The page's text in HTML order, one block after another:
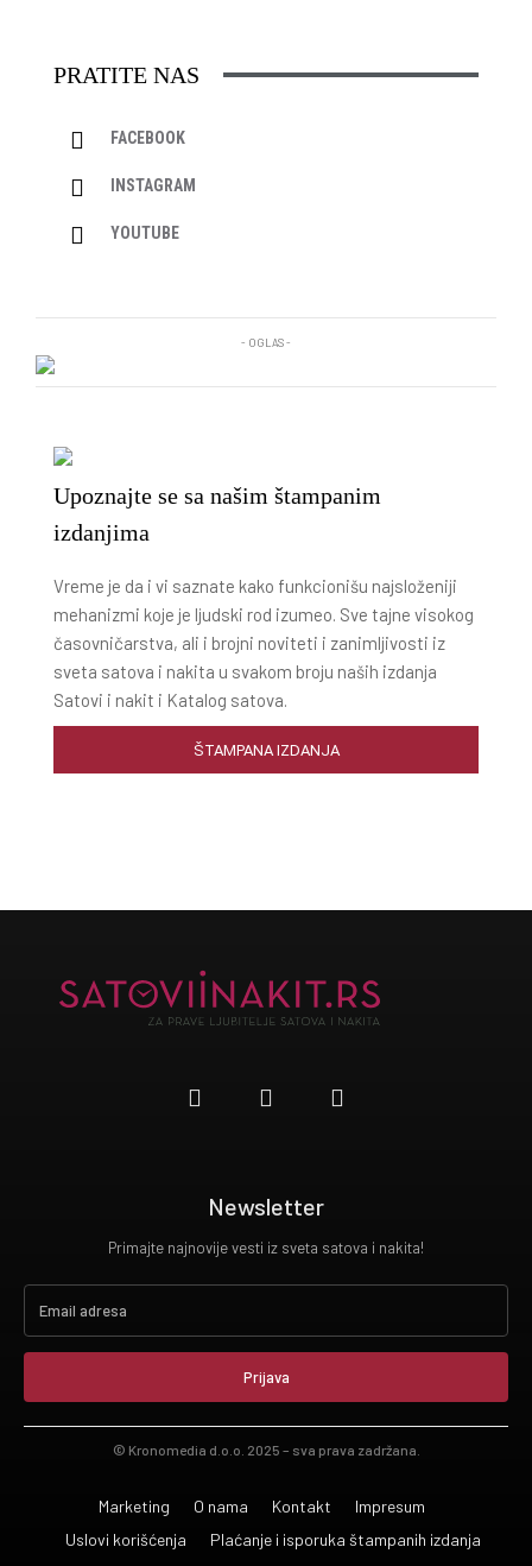
PRATITE NAS
FACEBOOK
INSTAGRAM
YOUTUBE
- OGLAS -
Upoznajte se sa našim štampanim
izdanjima
Vreme je da i vi saznate kako funkcionišu najsloženiji
mehanizmi koje je ljudski rod izumeo. Sve tajne visokog
časovničarstva, ali i brojni noviteti i zanimljivosti iz
sveta satova i nakita u svakom broju naših izdanja
Satovi i nakit i Katalog satova.
ŠTAMPANA IZDANJA
Newsletter
Primajte najnovije vesti iz sveta satova i nakita!
Prijava
© Kronomedia d.o.o. 2025 – sva prava zadržana.
Marketing O nama Kontakt
Impresum
Uslovi korišćenja
Plaćanje i isporuka štampanih izdanja